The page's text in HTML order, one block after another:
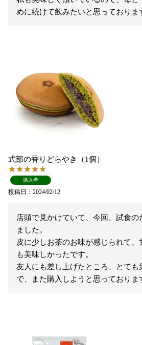
めに続けて飲みたいと思っておりま
式部の香りどらやき（1個）
購入者
投稿日 2024/02/12
店頭で見かけていて、今回、試食の
ました。
皮に少しお茶のお味が感じられて、
も美味しかったです。
友人にも差し上げたところ、とても
で、また購入しようと思っておりま